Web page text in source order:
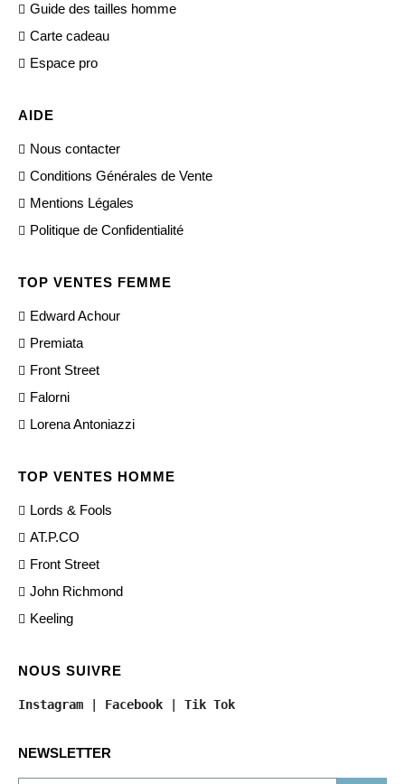
Guide des tailles homme
Carte cadeau
Espace pro
AIDE
Nous contacter
Conditions Générales de Vente
Mentions Légales
Politique de Confidentialité
TOP VENTES FEMME
Edward Achour
Premiata
Front Street
Falorni
Lorena Antoniazzi
TOP VENTES HOMME
Lords & Fools
AT.P.CO
Front Street
John Richmond
Keeling
NOUS SUIVRE
Instagram Facebook Tik Tok
NEWSLETTER